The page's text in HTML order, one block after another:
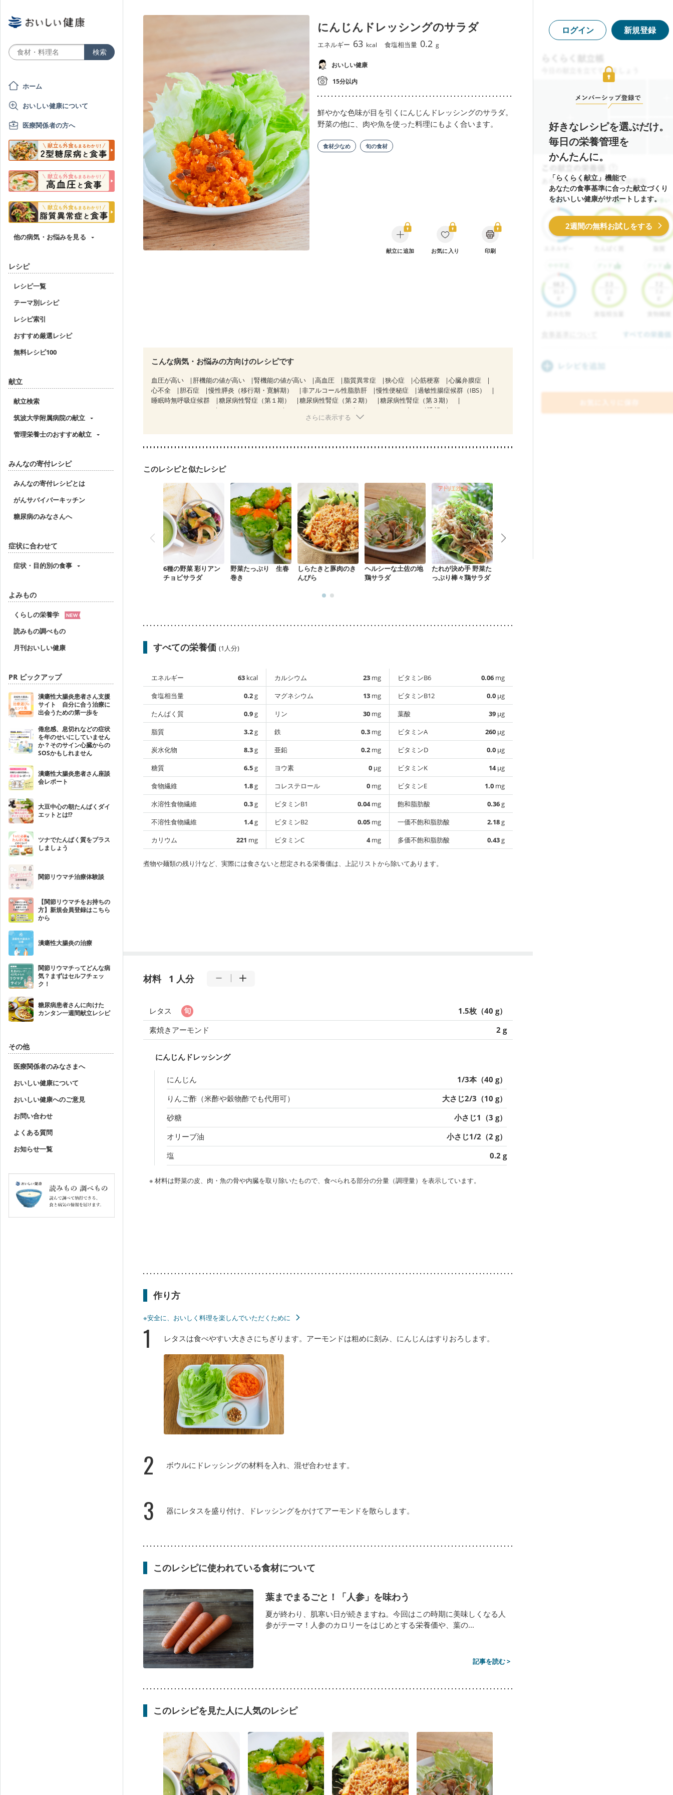
ホーム
おいしい健康について
医療関係者の方へ
他の病気・お悩みを見る
レシピ
レシピ一覧
テーマ別レシピ
レシピ索引
おすすめ厳選レシピ
無料レシピ100
献立
献立検索
筑波大学附属病院の献立
管理栄養士のおすすめ献立
みんなの寄付レシピ
みんなの寄付レシピとは
がんサバイバーキッチン
糖尿病のみなさんへ
症状に合わせて
症状・目的別の食事
よみもの
くらしの栄養学
読みもの調べもの
月刊おいしい健康
PR ピックアップ
潰瘍性大腸炎患者さん支援
サイト 自分に合う治療に
出会うための第一歩を
倦怠感、息切れなどの症状
を年のせいにしていません
か？そのサイン心臓からの
SOSかもしれません
潰瘍性大腸炎患者さん座談
会レポート
大豆中心の朝たんぱくダイ
エットとは!?
ツナでたんぱく質をプラス
しましょう
関節リウマチ治療体験談
【関節リウマチをお持ちの
方】新規会員登録はこちら
から
潰瘍性大腸炎の治療
関節リウマチってどんな病
気？まずはセルフチェッ
ク！
糖尿病患者さんに向けた
カンタン一週間献立レシピ
その他
医療関係者のみなさまへ
おいしい健康について
おいしい健康へのご意見
お問い合わせ
よくある質問
お知らせ一覧
にんじんドレッシングのサラダ
エネルギー 63 kcal 食塩相当量 0.2 g
おいしい健康
15分以内
鮮やかな色味が目を引くにんじんドレッシングのサラダ。
野菜の他に、肉や魚を使った料理にもよく合います。
食材少なめ 旬の食材
献立に追加 お気に入り 印刷
こんな病気・お悩みの方向けのレシピです
血圧が高い 肝機能の値が高い 腎機能の値が高い 高血圧 脂質異常症 狭心症 心筋梗塞
心臓弁膜症
心不全
胆石症 慢性膵炎（移行期・寛解期） 非アルコール性脂肪肝 慢性便秘症
過敏性腸症候群（IBS）
睡眠時無呼吸症候群
糖尿病性腎症（第１期） 糖尿病性腎症（第２期）
糖尿病性腎症（第３期）
CKD（ステージ１）
CKD（ステージ２） CKD（ステージ３a） CKD（ステージ３b）
透析
乳がん（ホルモン療法中）
乳がん（放射線治療中）
妊婦健診・血糖値が気になる（初期）
妊娠高血圧(中期) 妊娠糖尿病(初期) 産後（母乳）
産後（混合栄養）
さらに表示する
このレシピと似たレシピ
6種の野菜 彩りアン
チョビサラダ
野菜たっぷり 生春
巻き
しらたきと豚肉のき
んぴら
ヘルシーな土佐の地
鶏サラダ
たれが決め手 野菜た
っぷり棒々鶏サラダ
すべての栄養価 (1人分)
エネルギー 63 kcal
食塩相当量
0.2g
たんぱく質
0.9g
脂質
3.2g
炭水化物
8.3g
糖質
6.5g
食物繊維
1.8g
水溶性食物繊維
0.3g
不溶性食物繊維
1.4g
カリウム
221 mg
カルシウム 23 mg
マグネシウム
13 mg
リン
30 mg
鉄
0.3 mg
亜鉛
0.2 mg
ヨウ素
0 µg
コレステロール
0 mg
ビタミンB1
0.04mg
ビタミンB2
0.05 mg
ビタミンC
4mg
ビタミンB6 0.06 mg
ビタミンB12
0.0 µg
葉酸
39 µg
ビタミンA
260 µg
ビタミンD
0.0 µg
ビタミンK
14µg
ビタミンE
1.0 mg
飽和脂肪酸
0.36g
一価不飽和脂肪酸
2.18g
多価不飽和脂肪酸
0.43g
煮物や麺類の残り汁など、実際には食さないと想定される栄養価は、上記リストから除いてあります。
材料 1 人分
レタス
1.5枚（40 g）
素焼きアーモンド
2 g
にんじんドレッシング
にんじん
1/3本（40 g）
りんご酢（米酢や穀物酢でも代用可）
大さじ2/3（10 g）
砂糖
小さじ1（3 g）
オリーブ油
小さじ1/2（2 g）
塩
0.2 g
※ 材料は野菜の皮、肉・魚の骨や内臓を取り除いたもので、食べられる部分の分量（調理量）を表示しています。
作り方
※安全に、おいしく料理を楽しんでいただくために
1 レタスは食べやすい大きさにちぎります。アーモンドは粗めに刻み、にんじんはすりおろします。
2 ボウルにドレッシングの材料を入れ、混ぜ合わせます。
3 器にレタスを盛り付け、ドレッシングをかけてアーモンドを散らします。
このレシピに使われている食材について
葉までまるごと！「人参」を味わう
夏が終わり、肌寒い日が続きますね。今回はこの時期に美味しくなる人
参がテーマ！人参のカロリーをはじめとする栄養価や、葉の...
記事を読む >
このレシピを見た人に人気のレシピ
ログイン 新規登録
好きなレシピを選ぶだけ。
毎日の栄養管理を
かんたんに。
「らくらく献立」機能で
あなたの食事基準に合った献立づくり
をおいしい健康がサポートします。
2週間の無料お試しをする